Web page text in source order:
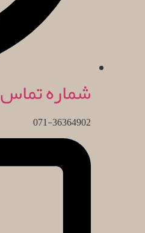
شماره تماس
071-36364902